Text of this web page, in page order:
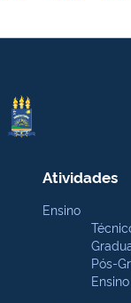
Atividades
Ensino
Pós-